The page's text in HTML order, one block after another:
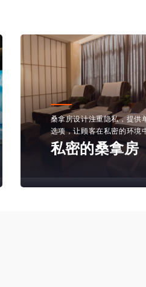
桑拿房设计注重隐私，提供
选项，让顾客在私密的环境
私密的桑拿房